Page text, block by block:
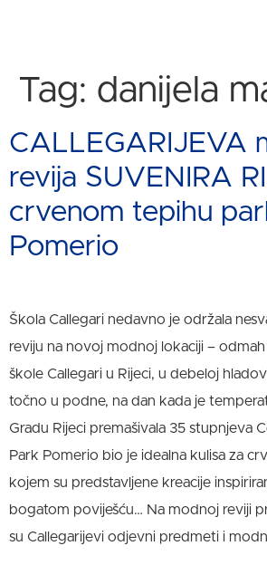
Tag: danijela
CALLEGARIJEVA
revija SUVENIRA
crvenom tepihu
Pomerio
Škola Callegari nedavno je održala
reviju na novoj modnoj lokaciji –
škole Callegari u Rijeci, u debeloj
točno u podne, na dan kada je
Gradu Rijeci premašivala 35 stupnjeva
Park Pomerio bio je idealna kulisa za
kojem su predstavljene kreacije
bogatom poviješću… Na modnoj reviji
su Callegarijevi odjevni predmeti i